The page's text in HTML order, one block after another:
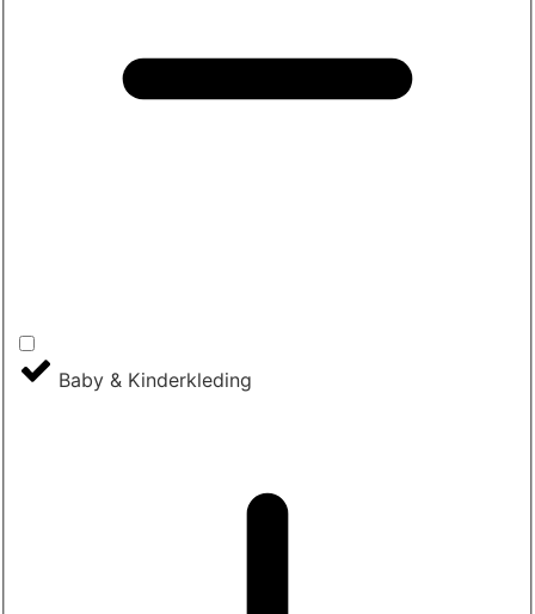
Baby & Kinderkleding